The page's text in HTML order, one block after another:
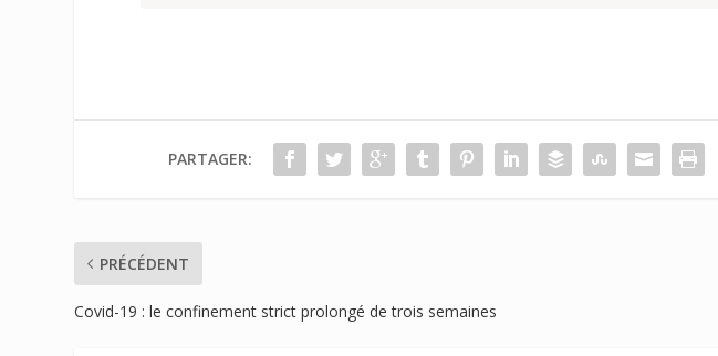
PARTAGER:
PRÉCÉDENT
Covid-19 : le confinement strict prolongé de trois semaines